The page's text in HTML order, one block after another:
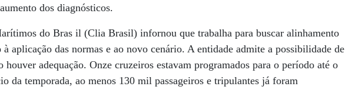
dos diagnósticos.
do Bras il (Clia Brasil) infornou que trabalha para buscar alinhamento
à aplicação das normas e ao novo cenário. A entidade admite a possibilidade de
houver adequação. Onze cruzeiros estavam programados para o período até o
da temporada, ao menos 130 mil passageiros e tripulantes já foram